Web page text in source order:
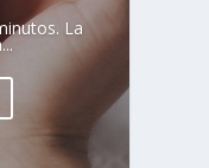
La